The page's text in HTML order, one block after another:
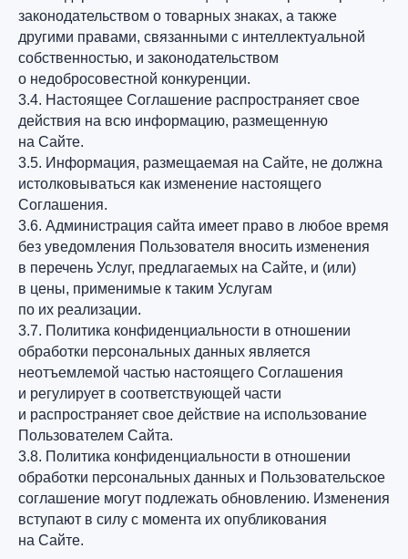
законодательством о товарных знаках, а также
другими правами, связанными с интеллектуальной
собственностью, и законодательством
о недобросовестной конкуренции.
3.4. Настоящее Соглашение распространяет свое
действия на всю информацию, размещенную
на Сайте.
3.5. Информация, размещаемая на Сайте, не должна
истолковываться как изменение настоящего
Соглашения.
3.6. Администрация сайта имеет право в любое время
без уведомления Пользователя вносить изменения
в перечень Услуг, предлагаемых на Сайте, и (или)
в цены, применимые к таким Услугам
по их реализации.
3.7. Политика конфиденциальности в отношении
обработки персональных данных является
неотъемлемой частью настоящего Соглашения
и регулирует в соответствующей части
и распространяет свое действие на использование
Пользователем Сайта.
3.8. Политика конфиденциальности в отношении
обработки персональных данных и Пользовательское
соглашение могут подлежать обновлению. Изменения
вступают в силу с момента их опубликования
на Сайте.